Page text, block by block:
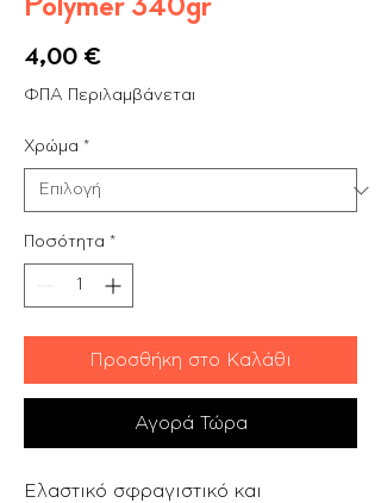
4,00 €Τιμή
ΦΠΑ Περιλαμβάνεται
Χρώμα *
Ποσότητα *
Προσθήκη στο Καλάθι
Αγορά Τώρα
Ελαστικό σφραγιστικό και